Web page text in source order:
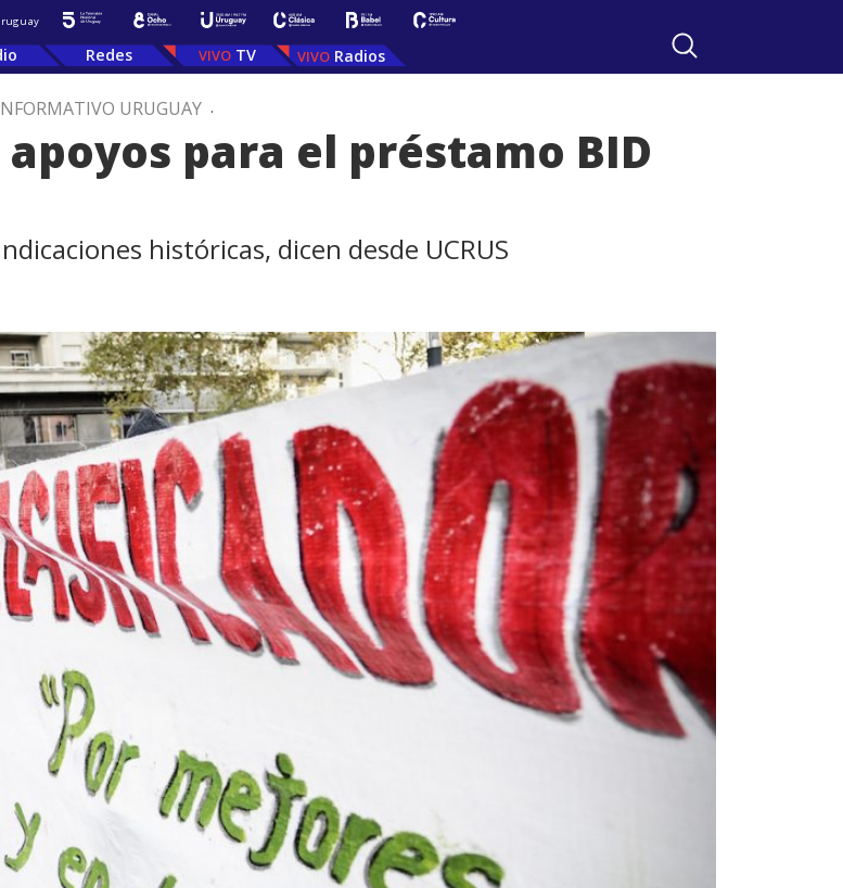
Redes TV Radios
URUGUAY .
para el préstamo BID
históricas, dicen desde UCRUS